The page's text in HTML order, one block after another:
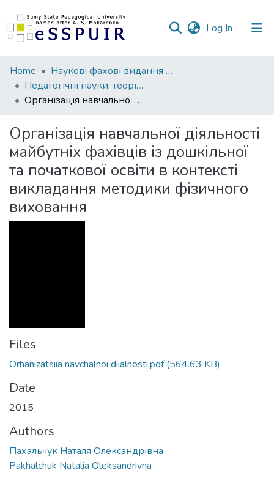
Log In (current)
Communities
&
Collections
Statistics
Home
Наукові фахові видання СумДПУ
Педагогічні науки: теорія, історія, інноваційні технології
Організація навчальної діяльності майбутніх фахівців із дошкільної та початкової освіти в контексті викладання методики фізичного виховання
Організація навчальної діяльності
майбутніх фахівців із дошкільної
та початкової освіти в контексті
викладання методики фізичного
виховання
Files
Orhanizatsiia navchalnoi diialnosti.pdf(564.63 KB)
Date
2015
Authors
Пахальчук Наталя Олександрівна
Pakhalchuk Natalia Oleksandrivna